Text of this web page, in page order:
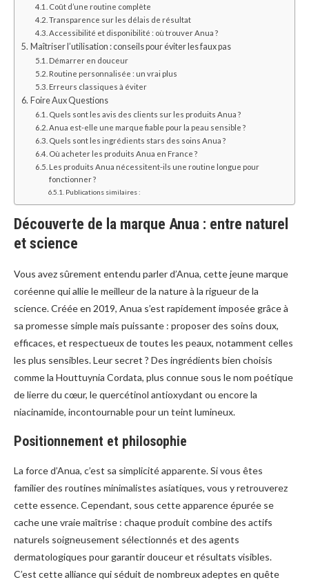
Coût d’une routine complète
Transparence sur les délais de résultat
Accessibilité et disponibilité : où trouver Anua ?
Maîtriser l’utilisation : conseils pour éviter les faux pas
Démarrer en douceur
Routine personnalisée : un vrai plus
Erreurs classiques à éviter
Foire Aux Questions
Quels sont les avis des clients sur les produits Anua ?
Anua est-elle une marque fiable pour la peau sensible ?
Quels sont les ingrédients stars des soins Anua ?
Où acheter les produits Anua en France ?
Les produits Anua nécessitent-ils une routine longue pour
fonctionner ?
Publications similaires :
Découverte de la marque Anua : entre naturel
et science
Vous avez sûrement entendu parler d’Anua, cette jeune marque
coréenne qui allie le meilleur de la nature à la rigueur de la
science. Créée en 2019, Anua s’est rapidement imposée grâce à
sa promesse simple mais puissante : proposer des soins doux,
efficaces, et respectueux de toutes les peaux, notamment celles
les plus sensibles. Leur secret ? Des ingrédients bien choisis
comme la Houttuynia Cordata, plus connue sous le nom poétique
de lierre du cœur, le quercétinol antioxydant ou encore la
niacinamide, incontournable pour un teint lumineux.
Positionnement et philosophie
La force d’Anua, c’est sa simplicité apparente. Si vous êtes
familier des routines minimalistes asiatiques, vous y retrouverez
cette essence. Cependant, sous cette apparence épurée se
cache une vraie maîtrise : chaque produit combine des actifs
naturels soigneusement sélectionnés et des agents
dermatologiques pour garantir douceur et résultats visibles.
C’est cette alliance qui séduit de nombreux adeptes en quête